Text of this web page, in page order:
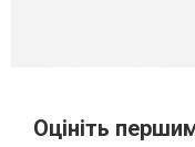
Оцініть